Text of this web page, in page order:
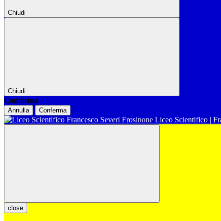
Chiudi
Chiudi
Conferma
Annulla Conferma
Liceo Scientifico |
close